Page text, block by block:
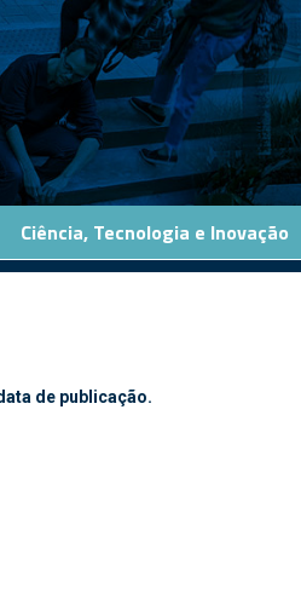
Ciência, Tecnologia e Inovação
de publicação.